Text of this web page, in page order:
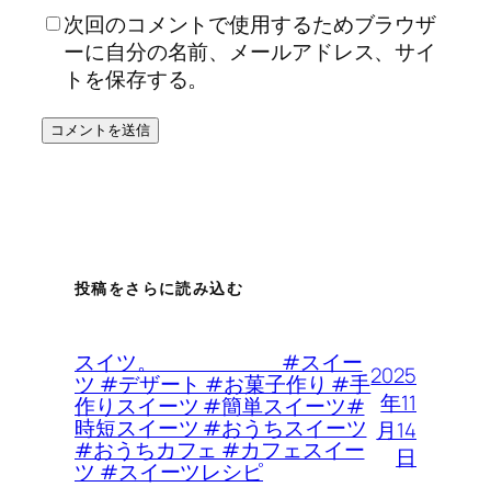
次回のコメントで使用するためブラウザ
ーに自分の名前、メールアドレス、サイ
トを保存する。
投稿をさらに読み込む
スイツ。 #スイー
ツ #デザート #お菓子作り #手
作りスイーツ #簡単スイーツ#
時短スイーツ #おうちスイーツ
#おうちカフェ #カフェスイー
ツ #スイーツレシピ
2025
年11
月14
日